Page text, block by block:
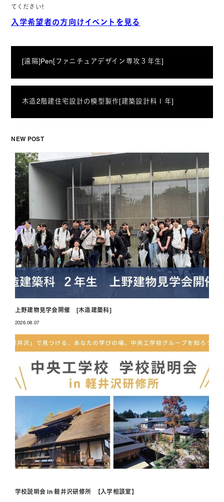
てください！
入学希望者の方向けイベントを見る
[遠隔]Pen[ファニチュアデザイン専攻３年生]
木造2階建住宅設計の模型製作[建築設計科１年]
NEW POST
上野建物見学会開催 [木造建築科]
2026.08.07
学校説明会 in 軽井沢研修所 【入学相談室】